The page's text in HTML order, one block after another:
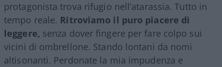
protagonista trova rifugio nell’atarassia. Tutto in
tempo reale. Ritroviamo il puro piacere di
leggere, senza dover fingere per fare colpo sui
vicini di ombrellone. Stando lontani da nomi
altisonanti. Perdonate la mia impudenza e